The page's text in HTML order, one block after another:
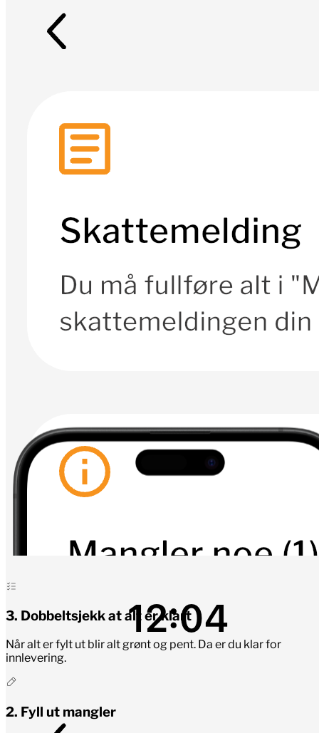
3. Dobbeltsjekk at alt er klart
Når alt er fylt ut blir alt grønt og pent. Da er du klar for
innlevering.
2. Fyll ut mangler